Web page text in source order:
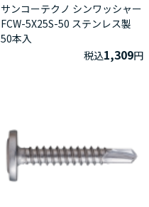
サンコーテクノ シンワッシャー
FCW-5X25S-50 ステンレス製
50本入
税込1,309円